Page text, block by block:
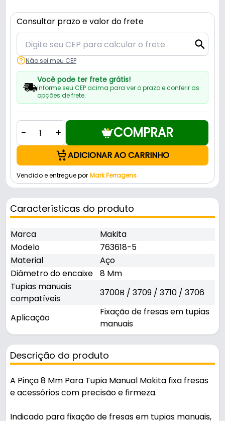
Consultar prazo e valor do frete
Não sei meu CEP
Você pode ter frete grátis!
Informe seu CEP acima para ver o prazo e conferir as
opções de frete.
- + COMPRAR
ADICIONAR AO CARRINHO
Vendido e entregue por Mark Ferragens
Características do produto
Marca
Makita
Modelo
763618-5
Material
Aço
Diâmetro do encaixe
8 Mm
Tupias manuais
compatíveis
3700B / 3709 / 3710 / 3706
Aplicação
Fixação de fresas em tupias
manuais
Descrição do produto
A Pinça 8 Mm Para Tupia Manual Makita fixa fresas
e acessórios com precisão e firmeza.
Indicado para fixação de fresas em tupias manuais,